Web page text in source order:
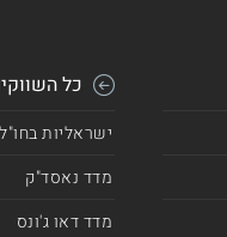
כל
ישראליות בחו"ל
מדד נאסד"ק
מדד דאו ג'ונס